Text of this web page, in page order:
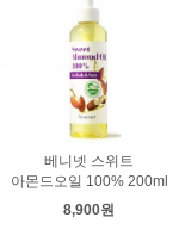
베니넷 스위트
아몬드오일 100% 200ml
8,900원